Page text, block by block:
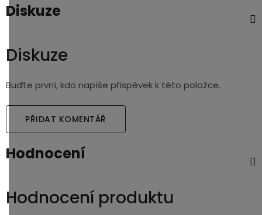
Diskuze
Diskuze
Buďte první, kdo napíše příspěvek k této položce.
PŘIDAT KOMENTÁŘ
Hodnocení
Hodnocení produktu